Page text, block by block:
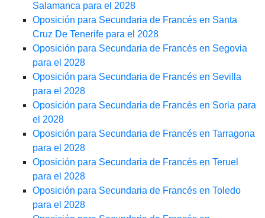
Salamanca para el 2028
Oposición para Secundaria de Francés en Santa
Cruz De Tenerife para el 2028
Oposición para Secundaria de Francés en Segovia
para el 2028
Oposición para Secundaria de Francés en Sevilla
para el 2028
Oposición para Secundaria de Francés en Soria para
el 2028
Oposición para Secundaria de Francés en Tarragona
para el 2028
Oposición para Secundaria de Francés en Teruel
para el 2028
Oposición para Secundaria de Francés en Toledo
para el 2028